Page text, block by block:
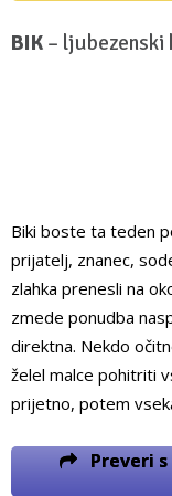
BIK – ljubezenski
Biki boste ta teden
prijatelj, znanec,
zlahka prenesli na
zmede ponudba
direktna. Nekdo
želel malce pohitriti
prijetno, potem
Preveri